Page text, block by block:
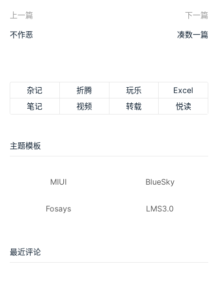
上一篇
不作恶
下一篇
凑数一篇
杂记 折腾 玩乐
Excel
笔记
视频 转载 悦读
主题模板
MIUI BlueSky
Fosays LMS3.0
最近评论